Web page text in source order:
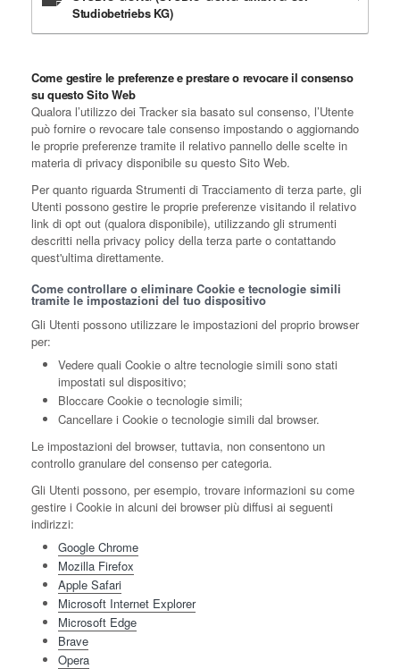
Studiobetriebs KG)
Come gestire le preferenze e prestare o revocare il consenso
su questo Sito Web
Qualora l’utilizzo dei Tracker sia basato sul consenso, l’Utente
può fornire o revocare tale consenso impostando o aggiornando
le proprie preferenze tramite il relativo pannello delle scelte in
materia di privacy disponibile su questo Sito Web.
Per quanto riguarda Strumenti di Tracciamento di terza parte, gli
Utenti possono gestire le proprie preferenze visitando il relativo
link di opt out (qualora disponibile), utilizzando gli strumenti
descritti nella privacy policy della terza parte o contattando
quest'ultima direttamente.
Come controllare o eliminare Cookie e tecnologie simili
tramite le impostazioni del tuo dispositivo
Gli Utenti possono utilizzare le impostazioni del proprio browser
per:
Vedere quali Cookie o altre tecnologie simili sono stati
impostati sul dispositivo;
Bloccare Cookie o tecnologie simili;
Cancellare i Cookie o tecnologie simili dal browser.
Le impostazioni del browser, tuttavia, non consentono un
controllo granulare del consenso per categoria.
Gli Utenti possono, per esempio, trovare informazioni su come
gestire i Cookie in alcuni dei browser più diffusi ai seguenti
indirizzi:
Google Chrome
Mozilla Firefox
Apple Safari
Microsoft Internet Explorer
Microsoft Edge
Brave
Opera